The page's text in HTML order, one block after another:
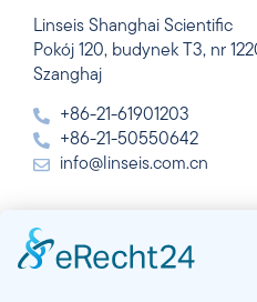
Linseis Shanghai Scientific
Pokój 120, budynek T3, nr
Szanghaj
+86-21-61901203
+86-21-50550642
info@linseis.com.cn
Indie